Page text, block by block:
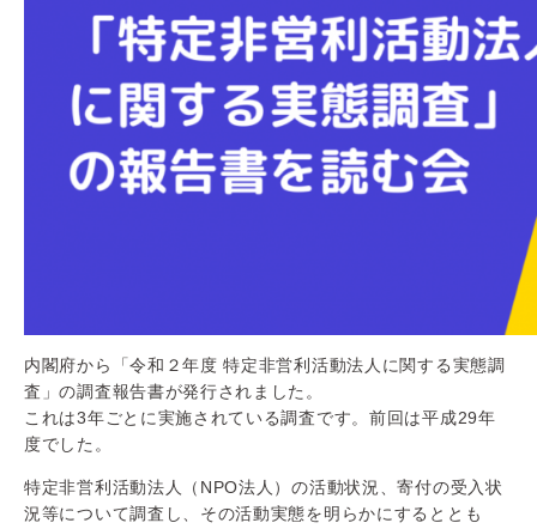
内閣府から「令和２年度 特定非営利活動法人に関する実態調
査」の調査報告書が発行されました。
これは3年ごとに実施されている調査です。前回は平成29年
度でした。
特定非営利活動法人（NPO法人）の活動状況、寄付の受入状
況等について調査し、その活動実態を明らかにするととも